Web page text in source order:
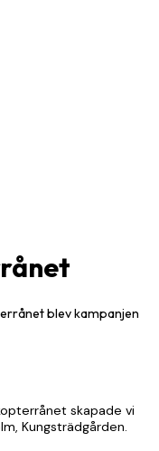
blev kampanjen
skapade vi
Kungsträdgården.